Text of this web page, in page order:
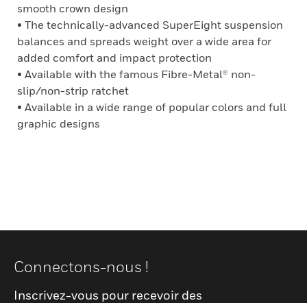
smooth crown design
• The technically-advanced SuperEight suspension
balances and spreads weight over a wide area for
added comfort and impact protection
• Available with the famous Fibre-Metal® non-
slip/non-strip ratchet
• Available in a wide range of popular colors and full
graphic designs
Connectons-nous !
Inscrivez-vous pour recevoir des